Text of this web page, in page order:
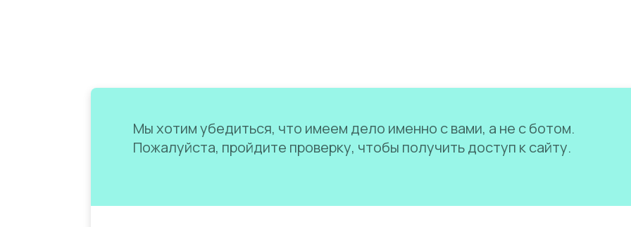
Мы хотим убедиться, что имеем дело именно с вами, а не с ботом.
Пожалуйста, пройдите проверку, чтобы получить доступ к сайту.